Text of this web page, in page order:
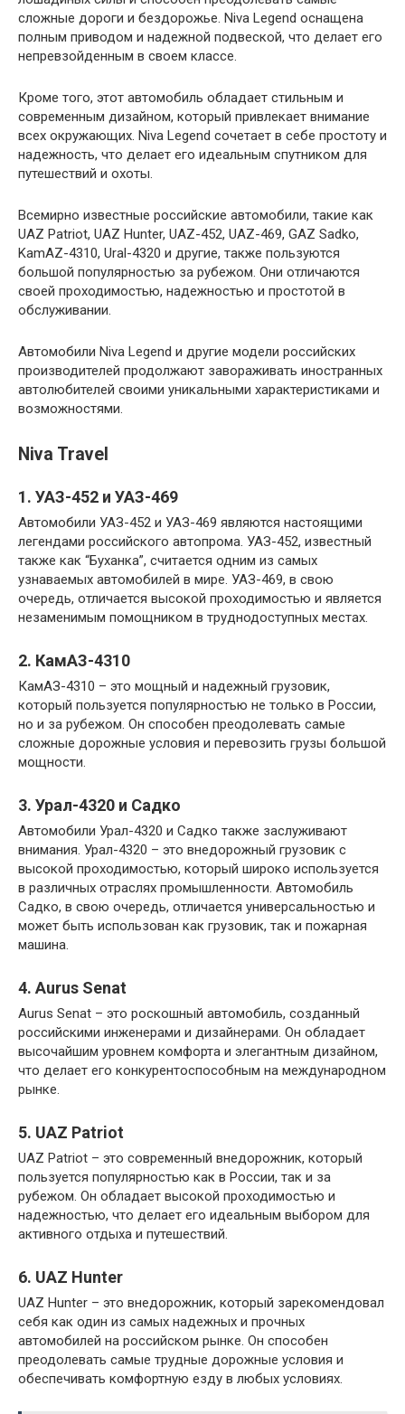
сложные дороги и бездорожье. Niva Legend оснащена
полным приводом и надежной подвеской, что делает его
непревзойденным в своем классе.
Кроме того, этот автомобиль обладает стильным и
современным дизайном, который привлекает внимание
всех окружающих. Niva Legend сочетает в себе простоту и
надежность, что делает его идеальным спутником для
путешествий и охоты.
Всемирно известные российские автомобили, такие как
UAZ Patriot, UAZ Hunter, UAZ-452, UAZ-469, GAZ Sadko,
KamAZ-4310, Ural-4320 и другие, также пользуются
большой популярностью за рубежом. Они отличаются
своей проходимостью, надежностью и простотой в
обслуживании.
Автомобили Niva Legend и другие модели российских
производителей продолжают завораживать иностранных
автолюбителей своими уникальными характеристиками и
возможностями.
Niva Travel
1. УАЗ-452 и УАЗ-469
Автомобили УАЗ-452 и УАЗ-469 являются настоящими
легендами российского автопрома. УАЗ-452, известный
также как “Буханка”, считается одним из самых
узнаваемых автомобилей в мире. УАЗ-469, в свою
очередь, отличается высокой проходимостью и является
незаменимым помощником в труднодоступных местах.
2. КамАЗ-4310
КамАЗ-4310 – это мощный и надежный грузовик,
который пользуется популярностью не только в России,
но и за рубежом. Он способен преодолевать самые
сложные дорожные условия и перевозить грузы большой
мощности.
3. Урал-4320 и Садко
Автомобили Урал-4320 и Садко также заслуживают
внимания. Урал-4320 – это внедорожный грузовик с
высокой проходимостью, который широко используется
в различных отраслях промышленности. Автомобиль
Садко, в свою очередь, отличается универсальностью и
может быть использован как грузовик, так и пожарная
машина.
4. Aurus Senat
Aurus Senat – это роскошный автомобиль, созданный
российскими инженерами и дизайнерами. Он обладает
высочайшим уровнем комфорта и элегантным дизайном,
что делает его конкурентоспособным на международном
рынке.
5. UAZ Patriot
UAZ Patriot – это современный внедорожник, который
пользуется популярностью как в России, так и за
рубежом. Он обладает высокой проходимостью и
надежностью, что делает его идеальным выбором для
активного отдыха и путешествий.
6. UAZ Hunter
UAZ Hunter – это внедорожник, который зарекомендовал
себя как один из самых надежных и прочных
автомобилей на российском рынке. Он способен
преодолевать самые трудные дорожные условия и
обеспечивать комфортную езду в любых условиях.